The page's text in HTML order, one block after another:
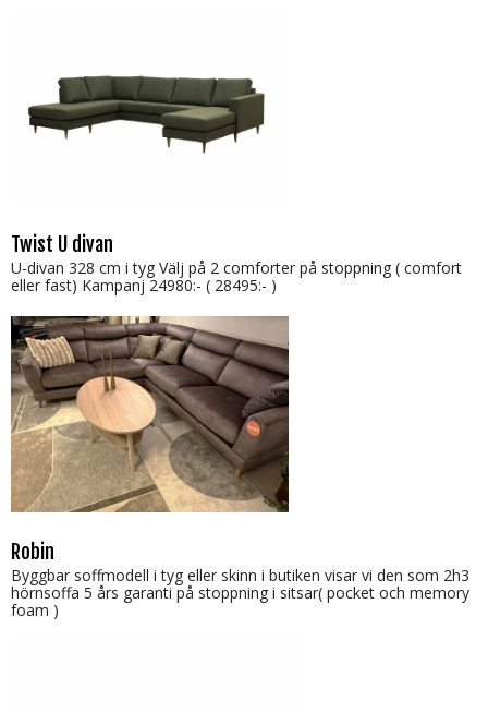
Twist U divan
U-divan 328 cm i tyg Välj på 2 comforter på stoppning ( comfort
eller fast) Kampanj 24980:- ( 28495:- )
Robin
Byggbar soffmodell i tyg eller skinn i butiken visar vi den som 2h3
hörnsoffa 5 års garanti på stoppning i sitsar( pocket och memory
foam )